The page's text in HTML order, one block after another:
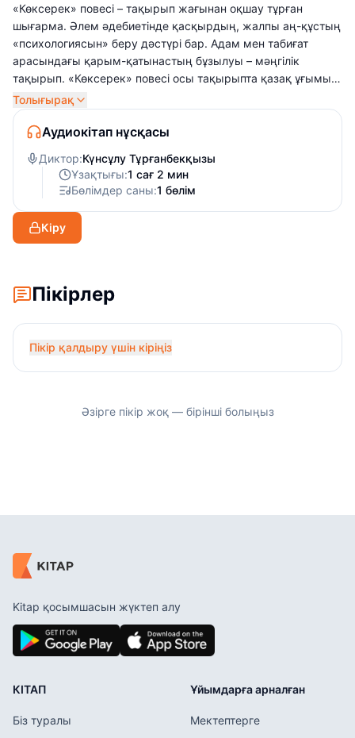
«Көксерек» повесі – тақырып жағынан оқшау тұрған
шығарма. Әлем әдебиетінде қасқырдың, жалпы аң-құстың
«психологиясын» беру дәстүрі бар. Адам мен табиғат
арасындағы қарым-қатынастың бұзылуы – мәңгілік
тақырып. «Көксерек» повесі осы тақырыпта қазақ ұғымы,
тірішілік таным тұрғысынан келіп берілді. Әлем әдебиетіне
тың көркемдік құбылыс ретінде қосылған шығарма болды.
Толығырақ
Аудиокітап нұсқасы
Диктор:Күнсұлу Тұрғанбекқызы
Ұзақтығы:1 сағ 2 мин
Бөлімдер саны:1 бөлім
Кіру
Пікірлер
Пікір қалдыру үшін кіріңіз
Әзірге пікір жоқ — бірінші болыңыз
Kitap қосымшасын жүктеп алу
КІТАП
Біз туралы
Ұйымдарға арналған
Мектептерге